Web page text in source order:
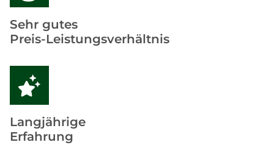
Sehr gutes
Preis-Leistungsverhältnis
Langjährige
Erfahrung